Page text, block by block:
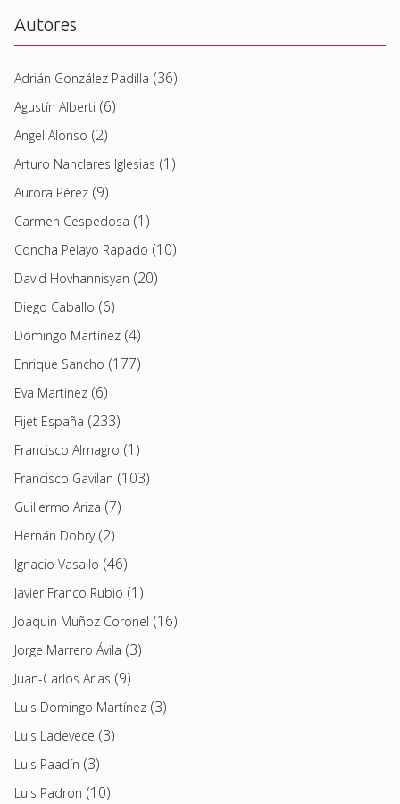
Autores
Adrián González Padilla (36)
Agustín Alberti (6)
Angel Alonso (2)
Arturo Nanclares Iglesias (1)
Aurora Pérez (9)
Carmen Cespedosa (1)
Concha Pelayo Rapado (10)
David Hovhannisyan (20)
Diego Caballo (6)
Domingo Martínez (4)
Enrique Sancho (177)
Eva Martinez (6)
Fijet España (233)
Francisco Almagro (1)
Francisco Gavilan (103)
Guillermo Ariza (7)
Hernán Dobry(2)
Ignacio Vasallo (46)
Javier Franco Rubio (1)
Joaquin Muñoz Coronel (16)
Jorge Marrero Ávila (3)
Juan-Carlos Arias (9)
Luis Domingo Martínez (3)
Luis Ladevece (3)
Luis Paadín (3)
Luis Padron (10)